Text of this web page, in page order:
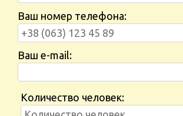
Ваш номер телефона:
Ваш e-mail:
Количество человек: